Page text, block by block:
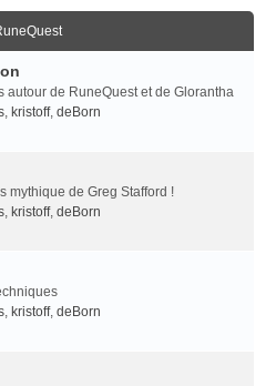
autour de RuneQuest et de Glorantha
, kristoff, deBorn
mythique de Greg Stafford !
, kristoff, deBorn
, kristoff, deBorn